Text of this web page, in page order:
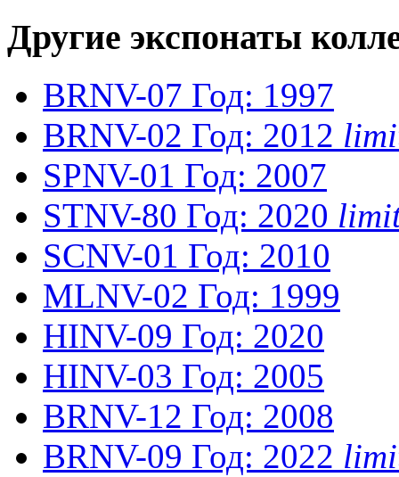
Другие экспонаты
BRNV-07 Год: 1997
BRNV-02 Год: 2012
SPNV-01 Год: 2007
STNV-80 Год: 2020
SCNV-01 Год: 2010
MLNV-02 Год: 1999
HINV-09 Год: 2020
HINV-03 Год: 2005
BRNV-12 Год: 2008
BRNV-09 Год: 2022